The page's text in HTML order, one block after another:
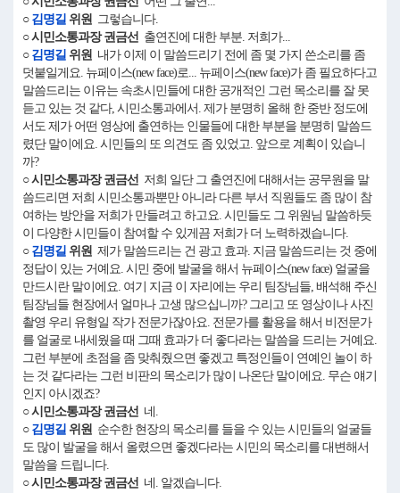
○ 김명길 위원 그렇습니다.
○ 시민소통과장 권금선 출연진에 대한 부분. 저희가...
○ 김명길 위원 내가 이제 이 말씀드리기 전에 좀 몇 가지 쓴소리를 좀
덧붙일게요. 뉴페이스(new face)로... 뉴페이스(new face)가 좀 필요하다고
말씀드리는 이유는 속초시민들에 대한 공개적인 그런 목소리를 잘 못
듣고 있는 것 같다, 시민소통과에서. 제가 분명히 올해 한 중반 정도에
서도 제가 어떤 영상에 출연하는 인물들에 대한 부분을 분명히 말씀드
렸단 말이에요. 시민들의 또 의견도 좀 있었고. 앞으로 계획이 있습니
까?
○ 시민소통과장 권금선 저희 일단 그 출연진에 대해서는 공무원을 말
씀드리면 저희 시민소통과뿐만 아니라 다른 부서 직원들도 좀 많이 참
여하는 방안을 저희가 만들려고 하고요. 시민들도 그 위원님 말씀하듯
이 다양한 시민들이 참여할 수 있게끔 저희가 더 노력하겠습니다.
○ 김명길 위원 제가 말씀드리는 건 광고 효과. 지금 말씀드리는 것 중에
정답이 있는 거예요. 시민 중에 발굴을 해서 뉴페이스(new face) 얼굴을
만드시란 말이에요. 여기 지금 이 자리에는 우리 팀장님들, 배석해 주신
팀장님들 현장에서 얼마나 고생 많으십니까? 그리고 또 영상이나 사진
촬영 우리 유형일 작가 전문가잖아요. 전문가를 활용을 해서 비전문가
를 얼굴로 내세웠을 때 그때 효과가 더 좋다라는 말씀을 드리는 거예요.
그런 부분에 초점을 좀 맞춰줬으면 좋겠고 특정인들이 연예인 놀이 하
는 것 같다라는 그런 비판의 목소리가 많이 나온단 말이에요. 무슨 얘기
인지 아시겠죠?
○ 시민소통과장 권금선 네.
○ 김명길 위원 순수한 현장의 목소리를 들을 수 있는 시민들의 얼굴들
도 많이 발굴을 해서 올렸으면 좋겠다라는 시민의 목소리를 대변해서
말씀을 드립니다.
○ 시민소통과장 권금선 네. 알겠습니다.